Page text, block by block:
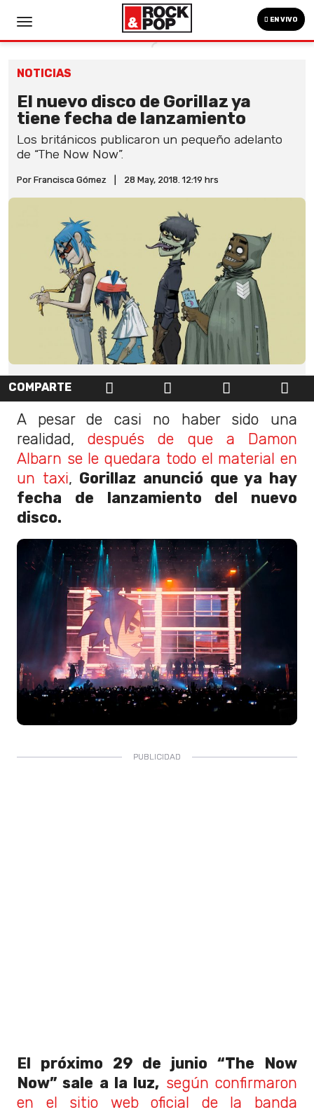
EN VIVO
NOTICIAS
El nuevo disco de Gorillaz ya
tiene fecha de lanzamiento
Los británicos publicaron un pequeño adelanto
de “The Now Now”.
Por Francisca Gómez 28 May, 2018. 12:19 hrs
COMPARTE
A pesar de casi no haber sido una
realidad,después de que a Damon
Albarn se le quedara todo el material en
un taxi, Gorillaz anunció que ya hay
fecha de lanzamiento del nuevo
disco.
El próximo 29 de junio “The Now
Now” sale a la luz, según confirmaron
en el sitio web oficial de la banda